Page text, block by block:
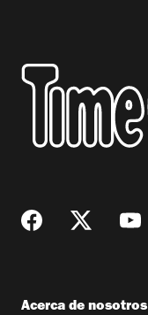
Acerca de nosotros